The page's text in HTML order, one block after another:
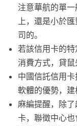
注意華航的單
上，還是小於
司的。
若該信用卡的特
消費方式，貸鼠
中國信託信用
軟體的優勢，建
麻編提醒，除
卡，聯徵中心